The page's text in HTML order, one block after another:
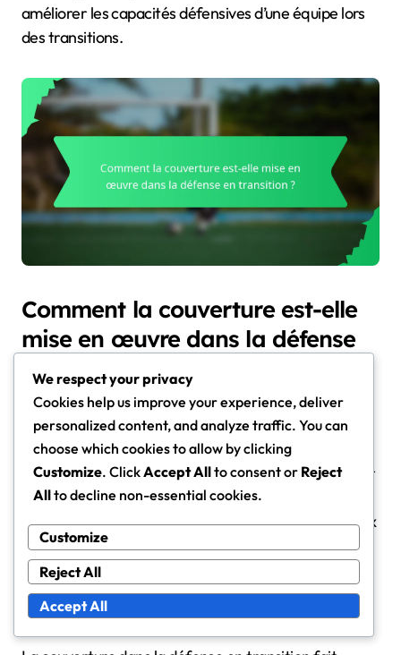
améliorer les capacités défensives d’une équipe lors
des transitions.
Comment la couverture est-elle
mise en œuvre dans la défense
en transition ?
La couverture dans la défense en transition est
cruciale pour maintenir la structure de l’équipe et
prévenir les opportunités de marquer lors des
contre-attaques rapides. Elle implique de positionner
les joueurs pour garder efficacement les adversaires
et de communiquer des stratégies pour s’adapter aux
situations de jeu changeantes.
Définition de la couverture dans le
contexte de la défense en transition
We respect your privacy
Cookies help us improve your experience, deliver
personalized content, and analyze traffic. You can
choose which cookies to allow by clicking
Customize. ClickAccept Allto consent or Reject
Allto decline non-essential cookies.
Customize
Reject All
Accept All